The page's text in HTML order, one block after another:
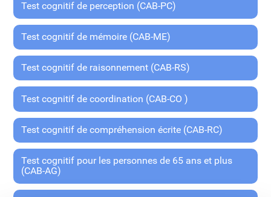
Test cognitif de perception (CAB-PC)
Test cognitif de mémoire (CAB-ME)
Test cognitif de raisonnement (CAB-RS)
Test cognitif de coordination (CAB-CO )
Test cognitif de compréhension écrite (CAB-RC)
Test cognitif pour les personnes de 65 ans et plus
(CAB-AG)